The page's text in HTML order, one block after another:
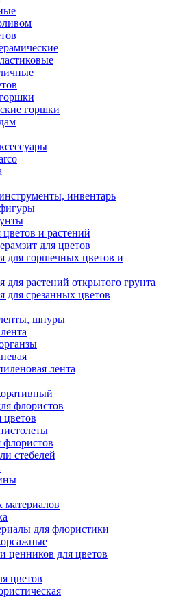
горшки
инвентарь
цветов и растений
для цветов
для горшечных цветов и
для растений открытого грунта
для срезанных цветов
шнуры
лента
флористов
цветов
стебелей
материалов
для флористики
ценников для цветов
цветов